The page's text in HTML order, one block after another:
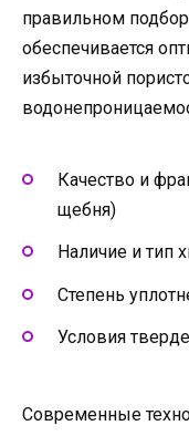
правильном
обеспечивается
избыточной
Качество и
щебня)
Наличие и тип
Степень
Условия
Современные